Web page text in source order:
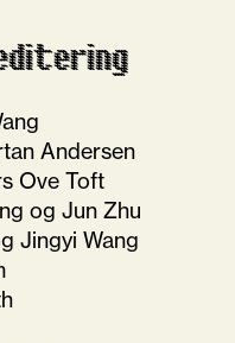
Andersen
Ove Toft
og Jun Zhu
Jingyi Wang